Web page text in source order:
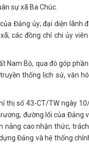
sự xã Ba Chúc.
Đảng ủy; đại diện lãnh
các đồng chí chi ủy
Nam Bộ, qua đó góp
thống lịch sử, văn
thị số 43-CT/TW ngày
đường lối của Đảng
nâng cao nhận thức,
Đảng và hệ thống